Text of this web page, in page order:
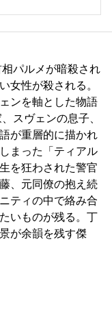
パルメが暗殺され
女性が殺される。
ンを軸とした物語
スヴェンの息子、
が重層的に描かれ
まった「ティアル
を狂わされた警官
、元同僚の抱え続
ティの中で絡み合
いものが残る。丁
が余韻を残す傑